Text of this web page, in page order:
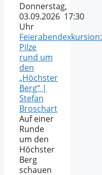
Donnerstag,
03.09.2026 17:30
Uhr
Feierabendexkursion:
Pilze
rund um
den
„Höchster
Berg“ |
Stefan
Broschart
Auf einer
Runde
um den
Höchster
Berg
schauen